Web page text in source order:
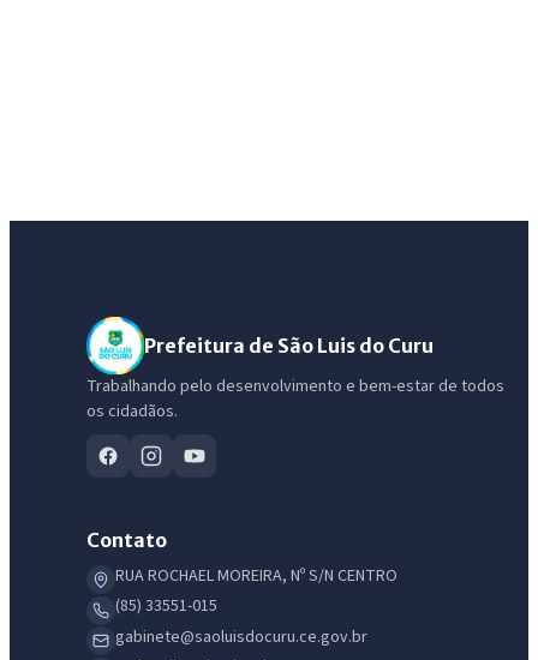
Prefeitura de São Luis do Curu
Trabalhando pelo desenvolvimento e bem-estar de todos
os cidadãos.
Contato
RUA ROCHAEL MOREIRA, Nº S/N CENTRO
(85) 33551-015
gabinete@saoluisdocuru.ce.gov.br